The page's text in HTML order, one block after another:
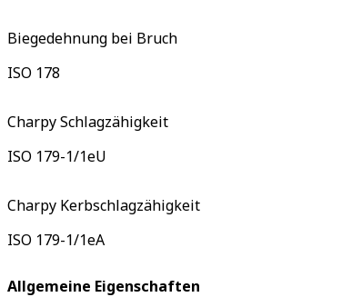
Biegedehnung bei Bruch
ISO 178
Charpy Schlagzähigkeit
ISO 179-1/1eU
Charpy Kerbschlagzähigkeit
ISO 179-1/1eA
Allgemeine Eigenschaften